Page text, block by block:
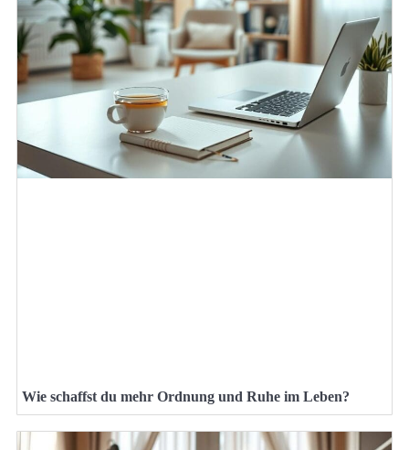
Wie schaffst du mehr Ordnung und Ruhe im Leben?